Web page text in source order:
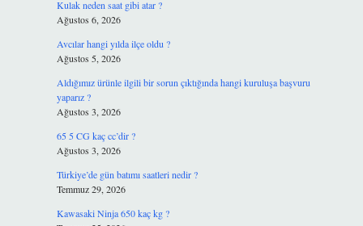
Kulak neden saat gibi atar ?
Ağustos 6, 2026
Avcılar hangi yılda ilçe oldu ?
Ağustos 5, 2026
Aldığımız ürünle ilgili bir sorun çıktığında hangi kuruluşa başvuru
yaparız ?
Ağustos 3, 2026
65 5 CG kaç cc’dir ?
Ağustos 3, 2026
Türkiye’de gün batımı saatleri nedir ?
Temmuz 29, 2026
Kawasaki Ninja 650 kaç kg ?